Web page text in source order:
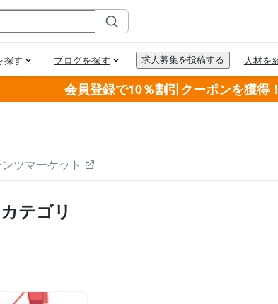
会員登録で10％割引クーポンを獲得！
ツマーケット
テゴリ